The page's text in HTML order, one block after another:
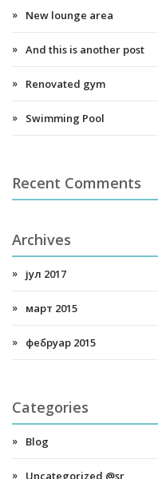
New lounge area
And this is another post
Renovated gym
Swimming Pool
Recent Comments
Archives
јул 2017
март 2015
фебруар 2015
Categories
Blog
Uncategorized @sr